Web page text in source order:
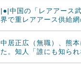
|●|中国の「レアアース
界で重レアアース供給網
中居正広（無職）、熊
た。知人「誰にも知ら